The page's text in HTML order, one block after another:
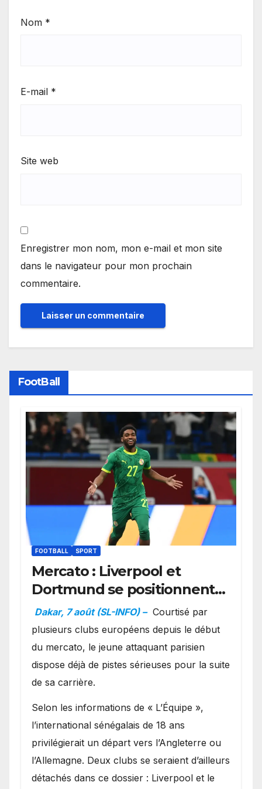
Nom *
E-mail *
Site web
Enregistrer mon nom, mon e-mail et mon site
dans le navigateur pour mon prochain
commentaire.
FootBall
FOOTBALL SPORT
Mercato : Liverpool et
Dortmund se positionnent
en favoris pour recruter
Ibrahim Mbaye
Dakar, 7 août (SL-INFO) – Courtisé par
plusieurs clubs européens depuis le début
du mercato, le jeune attaquant parisien
dispose déjà de pistes sérieuses pour la suite
de sa carrière.
Selon les informations de « L’Équipe »,
l’international sénégalais de 18 ans
privilégierait un départ vers l’Angleterre ou
l’Allemagne. Deux clubs se seraient d’ailleurs
détachés dans ce dossier : Liverpool et le